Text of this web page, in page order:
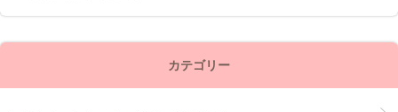
カテゴリー